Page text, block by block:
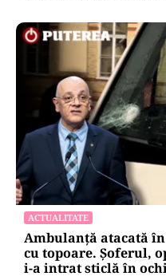
ACTUALITATE
Ambulanță atacată
cu topoare. Șoferul,
i-a intrat sticlă în